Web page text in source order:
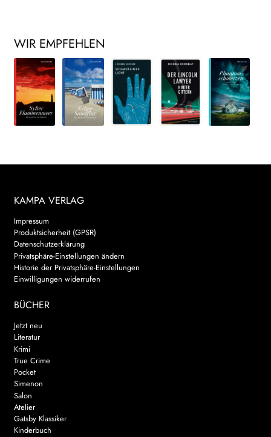
WIR EMPFEHLEN
KAMPA VERLAG
Impressum
Produktsicherheit (GPSR)
Datenschutzerklärung
Privatsphäre-Einstellungen ändern
Historie der Privatsphäre-Einstellungen
Einwilligungen widerrufen
BÜCHER
Jetzt neu
Literatur
Krimi
True Crime
Pocket
Simenon
Salon
Atelier
Gatsby Klassiker
Kinderbuch